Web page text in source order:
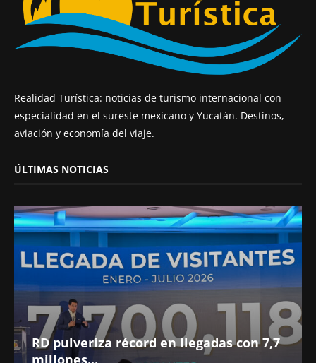
Realidad Turística: noticias de turismo internacional con
especialidad en el sureste mexicano y Yucatán. Destinos,
aviación y economía del viaje.
ÚLTIMAS NOTICIAS
RD pulveriza récord en llegadas con 7,7
millones...